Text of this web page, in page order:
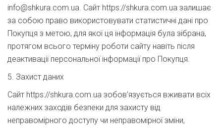
info@shkura.com.ua. Сайт https://shkura.com.ua залишає
за собою право використовувати статистичні дані про
Покупця з метою, для якої ця інформація була зібрана,
протягом всього терміну роботи сайту навіть після
деактивації персональної інформації про Покупця.
5. Захист даних
Сайт https://shkura.com.ua зобов’язується вживати всіх
належних заходів безпеки для захисту від
неправомірного доступу чи неправомірної зміни,